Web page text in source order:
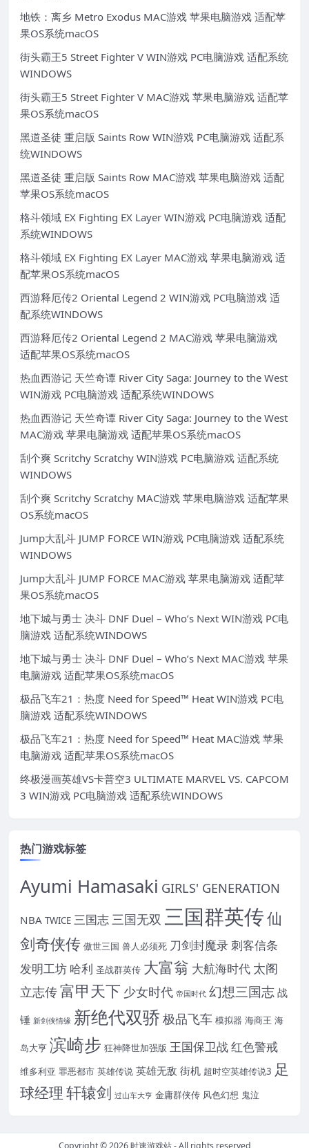
地铁：离乡 Metro Exodus MAC游戏 苹果电脑游戏 适配苹
果OS系统macOS
街头霸王5 Street Fighter V WIN游戏 PC电脑游戏 适配系统
WINDOWS
街头霸王5 Street Fighter V MAC游戏 苹果电脑游戏 适配苹
果OS系统macOS
黑道圣徒 重启版 Saints Row WIN游戏 PC电脑游戏 适配系
统WINDOWS
黑道圣徒 重启版 Saints Row MAC游戏 苹果电脑游戏 适配
苹果OS系统macOS
格斗领域 EX Fighting EX Layer WIN游戏 PC电脑游戏 适配
系统WINDOWS
格斗领域 EX Fighting EX Layer MAC游戏 苹果电脑游戏 适
配苹果OS系统macOS
西游释厄传2 Oriental Legend 2 WIN游戏 PC电脑游戏 适
配系统WINDOWS
西游释厄传2 Oriental Legend 2 MAC游戏 苹果电脑游戏
适配苹果OS系统macOS
热血西游记 天竺奇谭 River City Saga: Journey to the West
WIN游戏 PC电脑游戏 适配系统WINDOWS
热血西游记 天竺奇谭 River City Saga: Journey to the West
MAC游戏 苹果电脑游戏 适配苹果OS系统macOS
刮个爽 Scritchy Scratchy WIN游戏 PC电脑游戏 适配系统
WINDOWS
刮个爽 Scritchy Scratchy MAC游戏 苹果电脑游戏 适配苹果
OS系统macOS
Jump大乱斗 JUMP FORCE WIN游戏 PC电脑游戏 适配系统
WINDOWS
Jump大乱斗 JUMP FORCE MAC游戏 苹果电脑游戏 适配苹
果OS系统macOS
地下城与勇士 决斗 DNF Duel – Who’s Next WIN游戏 PC电
脑游戏 适配系统WINDOWS
地下城与勇士 决斗 DNF Duel – Who’s Next MAC游戏 苹果
电脑游戏 适配苹果OS系统macOS
极品飞车21：热度 Need for Speed™ Heat WIN游戏 PC电
脑游戏 适配系统WINDOWS
极品飞车21：热度 Need for Speed™ Heat MAC游戏 苹果
电脑游戏 适配苹果OS系统macOS
终极漫画英雄VS卡普空3 ULTIMATE MARVEL VS. CAPCOM
3 WIN游戏 PC电脑游戏 适配系统WINDOWS
热门游戏标签
Ayumi Hamasaki GIRLS' GENERATION
NBA TWICE 三国志三国无双 三国群英传仙
剑奇侠传 傲世三国 兽人必须死 刀剑封魔录刺客信条
发明工坊 哈利 圣战群英传 大富翁 大航海时代 太阁
立志传富甲天下 少女时代 帝国时代 幻想三国志 战
锤 新剑侠情缘 新绝代双骄 极品飞车 模拟器 海商王 海
岛大亨 滨崎步 狂神降世加强版 王国保卫战红色警戒
维多利亚 罪恶都市 英雄传说 英雄无敌 街机 超时空英雄传说3 足
球经理 轩辕剑 过山车大亨 金庸群侠传 风色幻想 鬼泣